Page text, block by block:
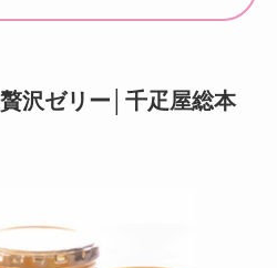
沢ゼリー│千疋屋総本